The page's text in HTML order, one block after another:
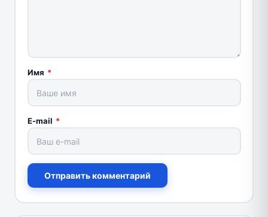
Имя *
E-mail *
Отправить комментарий